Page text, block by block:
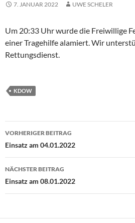
7. JANUAR 2022 UWE SCHELER
Um 20:33 Uhr wurde die Freiwillige
einer Tragehilfe alamiert. Wir
Rettungsdienst.
KDOW
Beitragsnavigation
VORHERIGER BEITRAG
Einsatz am 04.01.2022
NÄCHSTER BEITRAG
Einsatz am 08.01.2022